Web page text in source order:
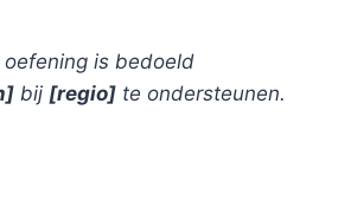
oefening is bedoeld
bij [regio] te ondersteunen.